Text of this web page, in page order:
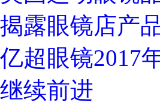
揭露眼镜店产
亿超眼镜2017
继续前进